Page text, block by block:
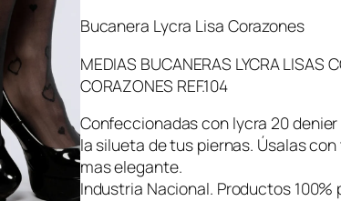
Bucanera Lycra Lisa Corazones
MEDIAS BUCANERAS LYCRA LISAS
CORAZONES REF.104
Confeccionadas con lycra 20
la silueta de tus piernas. Úsalas
mas elegante.
Industria Nacional. Productos 100%